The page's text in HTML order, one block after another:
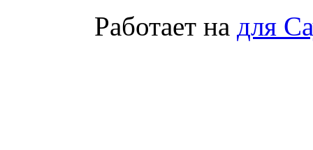
Работает на для